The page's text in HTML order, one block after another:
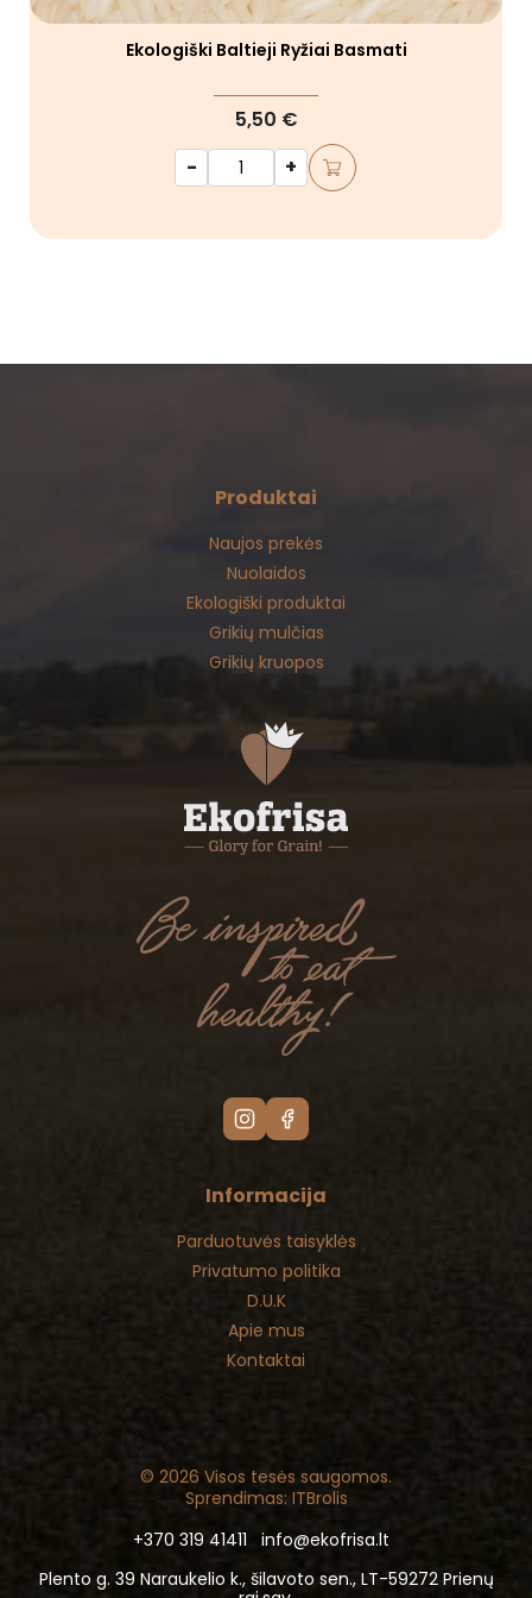
Ekologiški Baltieji Ryžiai Basmati
5,50 €
-
+
Produktai
Naujos prekės
Nuolaidos
Ekologiški produktai
Grikių mulčias
Grikių kruopos
Informacija
Parduotuvės taisyklės
Privatumo politika
D.U.K
Apie mus
Kontaktai
© 2026 Visos tesės saugomos.
Sprendimas: ITBrolis
+370 319 41411
info@ekofrisa.lt
Plento g. 39 Naraukelio k., šilavoto sen., LT-59272 Prienų